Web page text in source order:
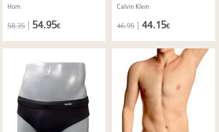
Hom
58.35 54.95€
Calvin Klein
46.95 44.15€